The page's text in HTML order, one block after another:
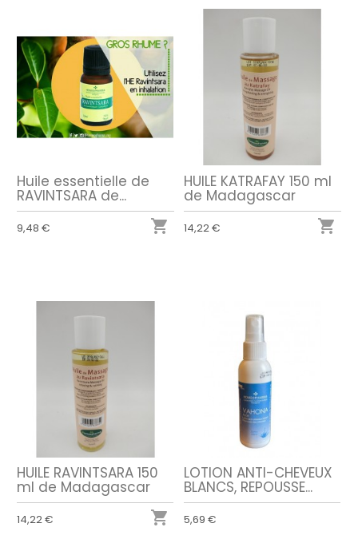
Huile essentielle de
RAVINTSARA de...
9,48 € 
HUILE KATRAFAY 150 ml
de Madagascar
14,22 € 
HUILE RAVINTSARA 150
ml de Madagascar
14,22 € 
LOTION ANTI-CHEVEUX
BLANCS, REPOUSSE...
5,69 €